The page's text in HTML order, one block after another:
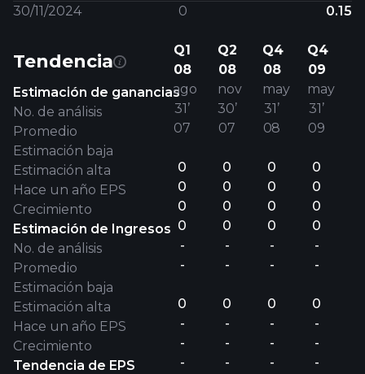
30/11/2024 0 0.15
Tendencia
Estimación de ganancias
No. de análisis
Promedio
Estimación baja
Estimación alta
Hace un año EPS
Crecimiento
Estimación de Ingresos
No. de análisis
Promedio
Estimación baja
Estimación alta
Hace un año EPS
Crecimiento
Tendencia de EPS
Q1
08
ago
31’
07
0
0
0
0
-
-
0
-
-
-
Q2
08
nov
30’
07
0
0
0
0
-
-
0
-
-
-
Q4
08
may
31’
08
0
0
0
0
-
-
0
-
-
-
Q4
09
may
31’
09
0
0
0
0
-
-
0
-
-
-